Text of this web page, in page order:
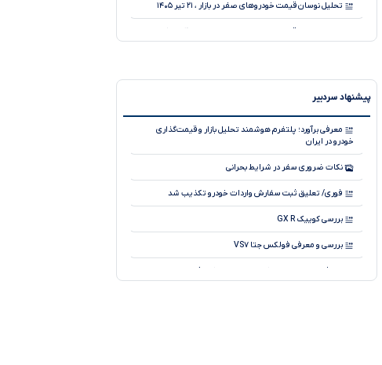
تحلیل نوسان قیمت خودروهای صفر در بازار ، ۲۱ تیر ۱۴۰۵
تحلیل نوسان قیمت خودروهای صفر در بازار ، ۲۴ تیر ۱۴۰۵
تحلیل نوسان قیمت خودروهای صفر در بازار ، ۲۸ تیر ۱۴۰۵
تحلیل کاهش قیمت خودروهای صفر در بازار ، ۲۹ تیر ۱۴۰۵
قیمت بازار و کارخانه خودروهای کرمان موتور، ۱۴۰۵
قیمت بازار و کارخانه خودروهای مدیران خودرو، هفته آخر تیر
پیشنهاد سردبیر
معرفی برآورد؛ پلتفرم هوشمند تحلیل بازار و قیمت‌گذاری
خودرو در ایران
نکات ضروری سفر در شرایط بحرانی
فوری/ تعلیق ثبت سفارش واردات خودرو تکذیب شد
بررسی کوییک GX R
بررسی و معرفی فولکس جتا VS۷
معرفی محصول جدید کمپانی چری، جیکو J۸